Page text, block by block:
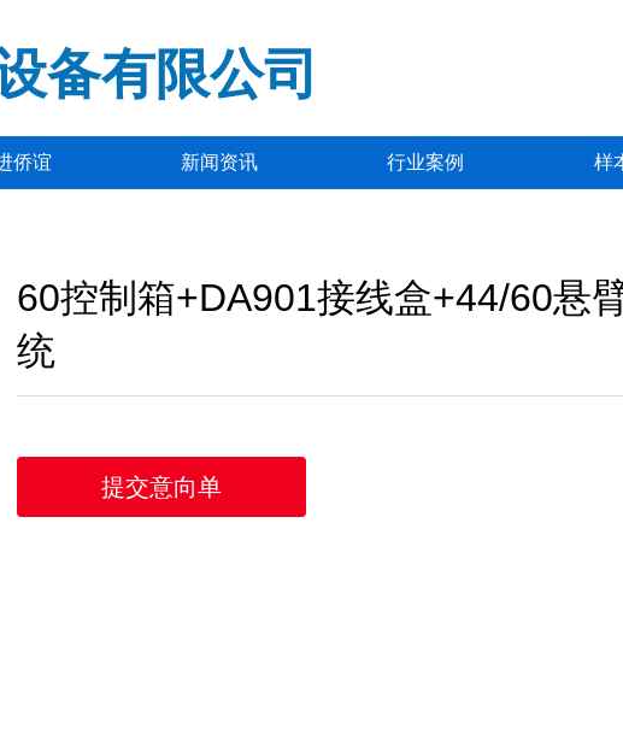
侨谊 新闻资讯 行业案例 样
备有限公司
60控制箱+DA901接线盒+44/60悬
统
提交意向单